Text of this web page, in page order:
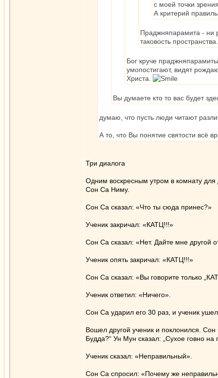
с моей точки
А критерий
Праджняпарамита -
таковость пространства.
Бог круче
умопостигают, видят
Христа.
Вы думаете кто то вас будет
думаю, что пусть люди читают
А то, что Вы понятие святости всё
Три диалога
Одним воскресным утром в комнату
Сон Са Ниму.
Сон Са сказал: «Что ты сюда принес?»
Ученик закричал: «КАТЦ!!!»
Сон Са сказал: «Нет. Дайте мне другой
Ученик опять закричал: «КАТЦ!!!»
Сон Са сказал: «Вы говорите только
Ученик ответил: «Ничего».
Сон Са ударил его 30 раз, и ученик
Вошел другой ученик и поклонился.
Будда?“ Ун Мун сказал: „Сухое говно
Ученик сказал: «Неправильный».
Сон Са спросил: «Почему же